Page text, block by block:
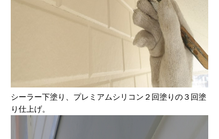
シーラー下塗り、プレミアムシリコン２回塗りの３回塗
り仕上げ。